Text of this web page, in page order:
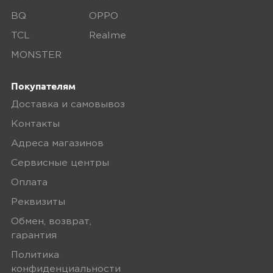
стоят как чугунный...
Плюсы
BQ OPPO
TCL Realme
MONSTER
Покупателям
Доставка и самовывоз
Контакты
Адреса магазинов
Сервисные центры
Оплата
Реквизиты
Обмен, возврат,
гарантия
Политика
конфиденциальности